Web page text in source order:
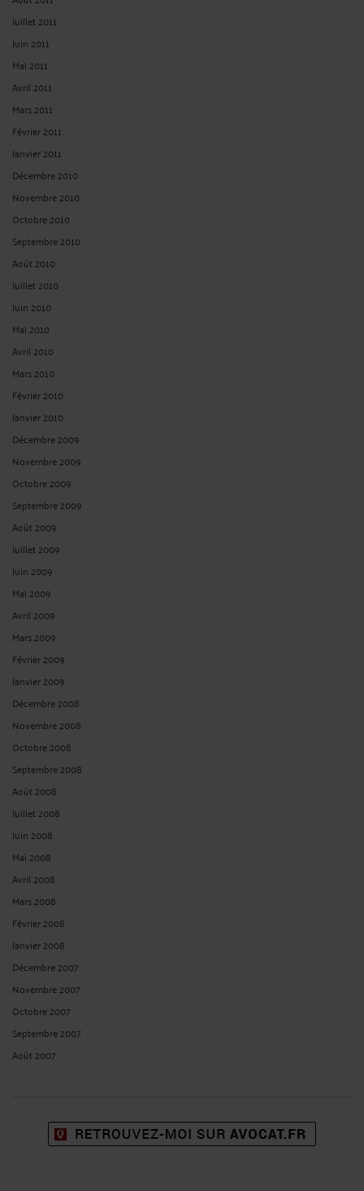
Juillet 2011
Juin 2011
Mai 2011
Avril 2011
Mars 2011
Février 2011
Janvier 2011
Décembre 2010
Novembre 2010
Octobre 2010
Septembre 2010
Août 2010
Juillet 2010
Juin 2010
Mai 2010
Avril 2010
Mars 2010
Février 2010
Janvier 2010
Décembre 2009
Novembre 2009
Octobre 2009
Septembre 2009
Août 2009
Juillet 2009
Juin 2009
Mai 2009
Avril 2009
Mars 2009
Février 2009
Janvier 2009
Décembre 2008
Novembre 2008
Octobre 2008
Septembre 2008
Août 2008
Juillet 2008
Juin 2008
Mai 2008
Avril 2008
Mars 2008
Février 2008
Janvier 2008
Décembre 2007
Novembre 2007
Octobre 2007
Septembre 2007
Août 2007